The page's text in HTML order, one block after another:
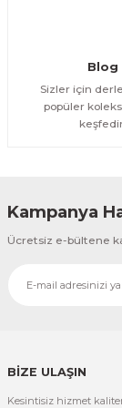
Blog
Sizler için
popüler
Kampanya
Ücretsiz e-bültene
BİZE ULAŞIN
Kesintisiz hizmet